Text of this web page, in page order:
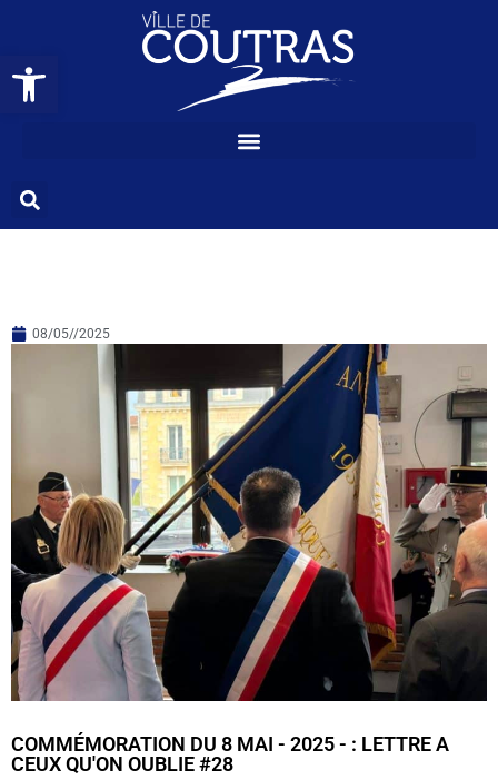
COMMÉMORATION
DU 8 MAI -2025- :
LETTRE A CEUX
QU’ON OUBLIE #28
08/05//2025
COMMÉMORATION DU 8 MAI - 2025 - : LETTRE A
CEUX QU'ON OUBLIE #28
Ouvrir la barre d’outils